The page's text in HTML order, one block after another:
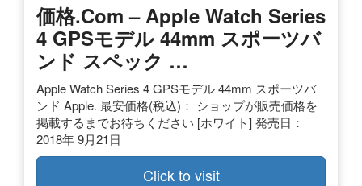
価格.com – Apple Watch Series
4 GPSモデル 44mm スポーツバ
ンド スペック …
Apple Watch Series 4 GPSモデル 44mm スポーツバ
ンド Apple. 最安価格(税込)： ショップが販売価格を
掲載するまでお待ちください [ホワイト] 発売日：
2018年 9月21日
Click to visit